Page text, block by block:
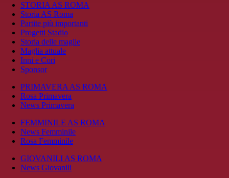
STORIA AS ROMA
Storia AS Roma
Partite più importanti
Progetti Stadio
Storia delle maglie
Maglia attuale
Inni e Cori
Sponsor
PRIMAVERA AS ROMA
Rosa Primavera
News Primavera
FEMMINILE AS ROMA
News Femminile
Rosa Femminile
GIOVANILI AS ROMA
News Giovanili